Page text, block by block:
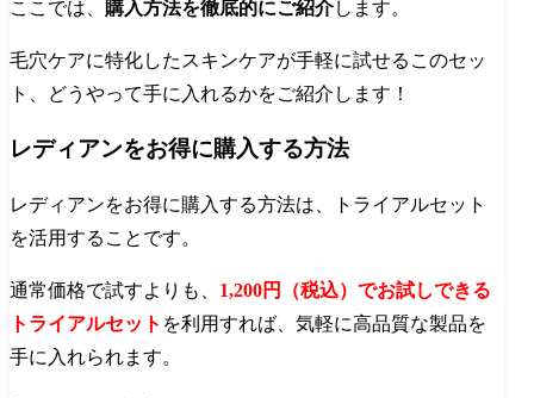
ここでは、 購入方法を徹底的にご紹介します。
毛穴ケアに特化したスキンケアが手軽に試せるこのセッ
ト、どうやって手に入れるかをご紹介します！
レディアンをお得に購入する方法
レディアンをお得に購入する方法は、トライアルセット
を活用することです。
通常価格で試すよりも、 1,200円（税込）でお試しできる
トライアルセット を利用すれば、気軽に高品質な製品を
手に入れられます。